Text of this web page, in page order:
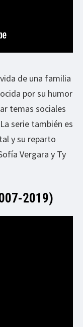
de una familia
por su humor
temas sociales
serie también es
y su reparto
Vergara y Ty
2019)